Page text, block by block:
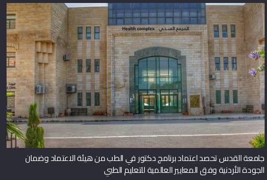
جامعة القدس تحصد اعتماد برنامج دكتور في الطب من هيئة الاعتماد وضمان
الجودة الأردنية وفق المعايير العالمية للتعليم الطبي